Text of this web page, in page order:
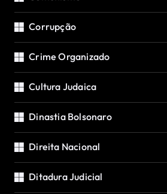
Corrupção
Crime Organizado
Cultura Judaica
Dinastia Bolsonaro
Direita Nacional
Ditadura Judicial